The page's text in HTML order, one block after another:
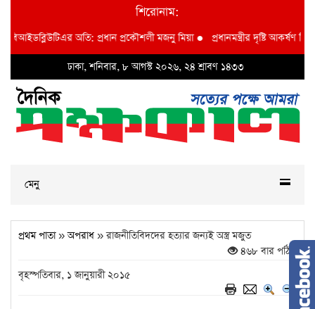
শিরোনাম:
অতি: প্রধান প্রকৌশলী মজনু মিয়া●প্রধানমন্ত্রীর দৃষ্টি আকর্ষণ বি আই
ঢাকা, শনিবার, ৮ আগস্ট ২০২৬, ২৪ শ্রাবণ ১৪৩৩
মেনু
প্রথম পাতা»অপরাধ » রাজনীতিবিদদের হত্যার জন্যই অস্ত্র মজুত
৪৬৮ বার পঠিত
বৃহস্পতিবার, ১ জানুয়ারী ২০১৫